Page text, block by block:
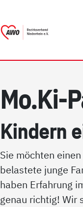
Mo.Ki-
Kin­dern
Sie möchten
belastete junge
haben Erfahrung
genau richtig! Wir